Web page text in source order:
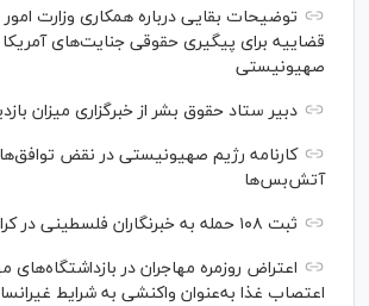
توضیحات بقایی درباره همکاری وزارت
قضاییه برای پیگیری حقوقی جنایت‌های
صهیونیستی
دبیر ستاد حقوق بشر از خبرگزاری میزان
کارنامه رژیم صهیونیستی در نقض
آتش‌بس‌ها
ثبت ۱۰۸ حمله به خبرنگاران فلسطینی در کرانه باختری
اعتراض‌ روزمره مهاجران در بازداشتگاه‌های
اعتصاب غذا به‌عنوان واکنشی به شرایط